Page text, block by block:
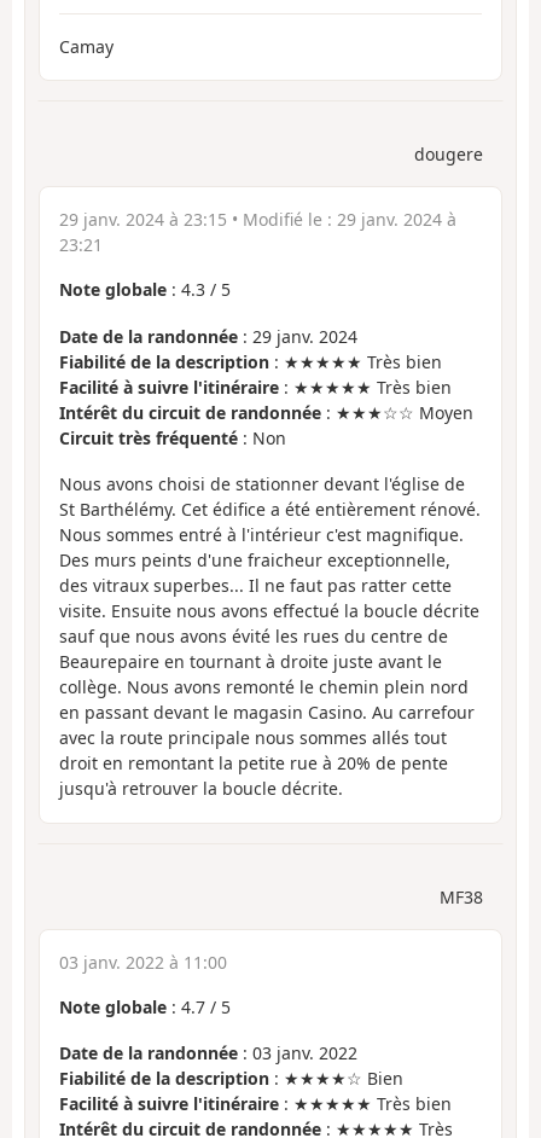
Camay
dougere
29 janv. 2024 à 23:15 • Modifié le : 29 janv. 2024 à
23:21
Note globale : 4.3 / 5
Date de la randonnée : 29 janv. 2024
Fiabilité de la description : ★★★★★ Très bien
Facilité à suivre l'itinéraire : ★★★★★ Très bien
Intérêt du circuit de randonnée : ★★★☆☆ Moyen
Circuit très fréquenté : Non
Nous avons choisi de stationner devant l'église de
St Barthélémy. Cet édifice a été entièrement rénové.
Nous sommes entré à l'intérieur c'est magnifique.
Des murs peints d'une fraicheur exceptionnelle,
des vitraux superbes... Il ne faut pas ratter cette
visite. Ensuite nous avons effectué la boucle décrite
sauf que nous avons évité les rues du centre de
Beaurepaire en tournant à droite juste avant le
collège. Nous avons remonté le chemin plein nord
en passant devant le magasin Casino. Au carrefour
avec la route principale nous sommes allés tout
droit en remontant la petite rue à 20% de pente
jusqu'à retrouver la boucle décrite.
MF38
03 janv. 2022 à 11:00
Note globale : 4.7 / 5
Date de la randonnée : 03 janv. 2022
Fiabilité de la description : ★★★★☆ Bien
Facilité à suivre l'itinéraire : ★★★★★ Très bien
Intérêt du circuit de randonnée : ★★★★★ Très